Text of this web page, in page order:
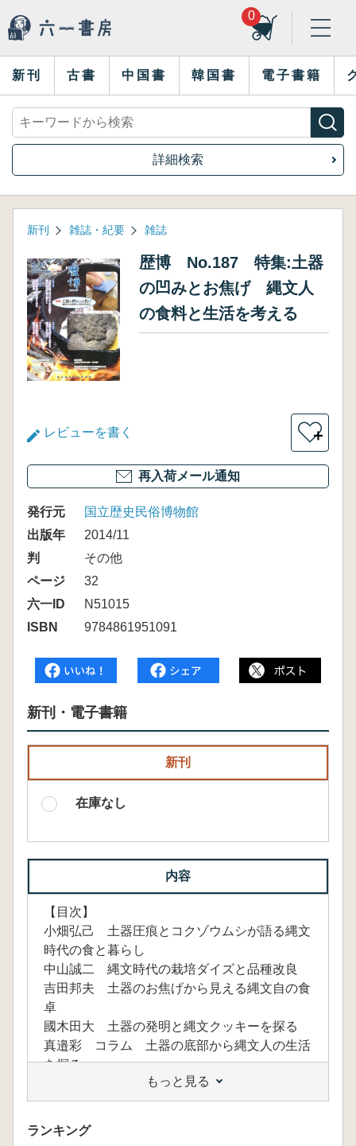
0
新刊 古書 中国書 韓国書 電子書籍
詳細検索
新刊 雑誌・紀要 雑誌
歴博 No.187 特集:土器
の凹みとお焦げ 縄文人
の食料と生活を考える
レビューを書く ＋
再入荷メール通知
発行元
国立歴史民俗博物館
出版年
2014/11
判
その他
ページ
32
六一ID
N51015
ISBN
9784861951091
新刊・電子書籍
新刊
在庫なし
内容
【目次】
小畑弘己 土器圧痕とコクゾウムシが語る縄文
時代の食と暮らし
中山誠二 縄文時代の栽培ダイズと品種改良
吉田邦夫 土器のお焦げから見える縄文自の食
卓
國木田大 土器の発明と縄文クッキーを探る
真邉彩 コラム 土器の底部から縄文人の生活
を探る
工藤雄一郎 コラム 縄文人も煮豆を食べた?
―下宅部遺跡の炭化マメ付着土器―
設楽博己 <歴史の証人写真による収蔵品紹介>
柳田國男が集めた石器と土器
もっと見る
ランキング